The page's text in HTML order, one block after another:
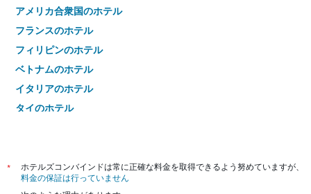
アメリカ合衆国のホテル
フランスのホテル
フィリピンのホテル
ベトナムのホテル
イタリアのホテル
タイのホテル
*
ホテルズコンバインドは常に正確な料金を取得できるよう努めていますが、
料金の保証は行っていません